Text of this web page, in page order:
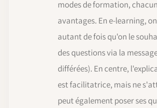
modes de formation,
avantages. En e-learning,
autant de fois qu'on le
des questions via la
différées). En centre,
est facilitatrice, mais ne
peut également poser ses